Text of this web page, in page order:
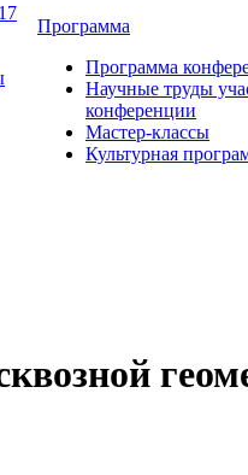
Программа
Программа
Научные труды
конференции
Мастер-классы
Культурная